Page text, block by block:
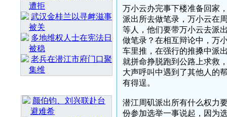
遭拒
武汉金桂兰以寻衅滋事
被关
多地维权人士在宪法日
被稳
老兵在潜江市府门口聚
集维
颜伯钧、刘兴联赴台
避难希
万小云办完事下楼准备回家
派出所去做笔录，万小云在
等人，他们要带万小云去派
做笔录？在相互辩论中，万
车里推，在强行的推搡中派
就拼命挣脱跑到公路上求救
大声呼叫中遇到了其他人的
有得逞。
潜江周矶派出所有什么权力
份参加选举一事说起，因为